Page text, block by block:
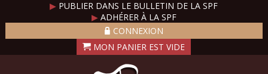
▶ PUBLIER DANS LE BULLETIN DE LA SPF
▶ADHÉRER À LA SPF
CONNEXION